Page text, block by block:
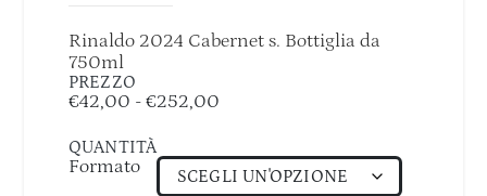
Rinaldo 2024 Cabernet s. Bottiglia da
750ml
PREZZO
€42,00 - €252,00
QUANTITÀ
Formato